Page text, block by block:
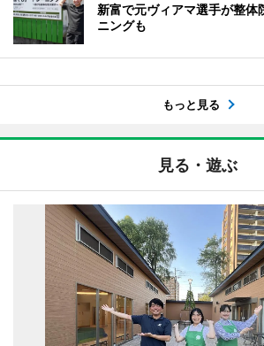
新富で元ヴィアマ選手が整
ニングも
もっと見る
見る・遊ぶ